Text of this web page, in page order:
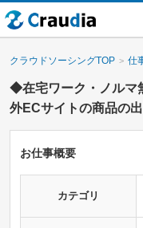
クラウドソーシングTOP 仕
◆在宅ワーク・ノル
外ECサイトの商品の
お仕事概要
カテゴリ